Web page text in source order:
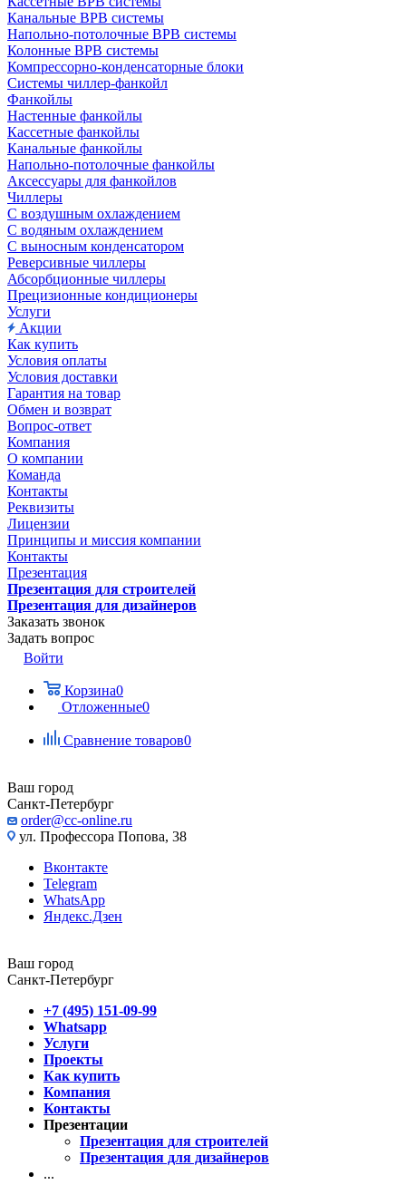
Канальные ВРВ системы
Напольно-потолочные ВРВ системы
Колонные ВРВ системы
Компрессорно-конденсаторные блоки
Системы чиллер-фанкойл
Фанкойлы
Настенные фанкойлы
Кассетные фанкойлы
Канальные фанкойлы
Напольно-потолочные фанкойлы
Аксессуары для фанкойлов
Чиллеры
С воздушным охлаждением
С водяным охлаждением
С выносным конденсатором
Реверсивные чиллеры
Абсорбционные чиллеры
Прецизионные кондиционеры
Услуги
Акции
Как купить
Условия оплаты
Условия доставки
Гарантия на товар
Обмен и возврат
Вопрос-ответ
Компания
О компании
Команда
Контакты
Реквизиты
Лицензии
Принципы и миссия компании
Контакты
Презентация
Презентация для строителей
Презентация для дизайнеров
Заказать звонок
Задать вопрос
Войти
Корзина0
Отложенные0
Сравнение товаров0
Ваш город
Санкт-Петербург
order@cc-online.ru
ул. Профессора Попова, 38
Вконтакте
Telegram
WhatsApp
Яндекс.Дзен
Ваш город
Санкт-Петербург
+7 (495) 151-09-99
Whatsapp
Услуги
Проекты
Как купить
Компания
Контакты
Презентации
Презентация для строителей
Презентация для дизайнеров
...